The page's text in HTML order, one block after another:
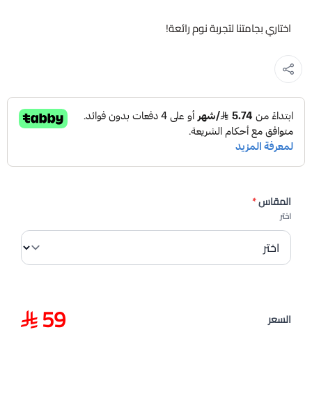
اختاري بجامتنا لتجربة نوم رائعة!
المقاس*
اختر
السعر 59